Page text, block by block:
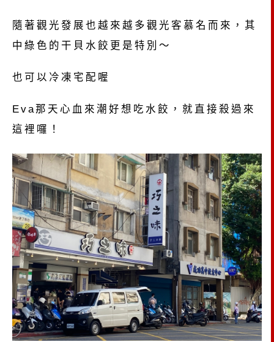
隨著觀光發展也越來越多觀光客慕名而來，其
中綠色的干貝水餃更是特別～
也可以冷凍宅配喔
Eva那天心血來潮好想吃水餃，就直接殺過來
這裡囉！